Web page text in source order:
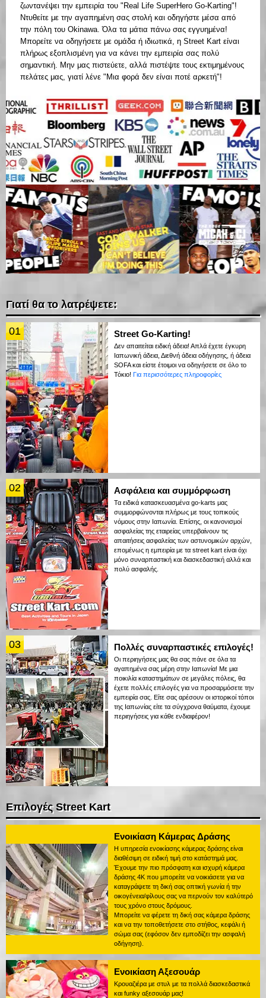
ζωντανέψει την εμπειρία του "Real Life SuperHero Go-Karting"!
Ντυθείτε με την αγαπημένη σας στολή και οδηγήστε μέσα από
την πόλη του Okinawa. Όλα τα μάτια πάνω σας εγγυημένα!
Μπορείτε να οδηγήσετε με ομάδα ή ιδιωτικά, η Street Kart είναι
πλήρως εξοπλισμένη για να κάνει την εμπειρία σας πολύ
σημαντική. Μην μας πιστεύετε, αλλά πιστέψτε τους εκτιμημένους
πελάτες μας, γιατί λένε "Μια φορά δεν είναι ποτέ αρκετή"!
Γιατί θα το λατρέψετε:
01 Street Go-Karting!
Δεν απαιτείται ειδική άδεια! Απλά έχετε έγκυρη
Ιαπωνική άδεια, Διεθνή άδεια οδήγησης, ή άδεια
SOFA και είστε έτοιμοι να οδηγήσετε σε όλο το
Τόκιο! Για περισσότερες πληροφορίες
02 Ασφάλεια και συμμόρφωση
Τα ειδικά κατασκευασμένα go-karts μας
συμμορφώνονται πλήρως με τους τοπικούς
νόμους στην Ιαπωνία. Επίσης, οι κανονισμοί
ασφαλείας της εταιρείας υπερβαίνουν τις
απαιτήσεις ασφαλείας των αστυνομικών αρχών,
επομένως η εμπειρία με τα street kart είναι όχι
μόνο συναρπαστική και διασκεδαστική αλλά και
πολύ ασφαλής.
03 Πολλές συναρπαστικές επιλογές!
Οι περιηγήσεις μας θα σας πάνε σε όλα τα
αγαπημένα σας μέρη στην Ιαπωνία! Με μια
ποικιλία καταστημάτων σε μεγάλες πόλεις, θα
έχετε πολλές επιλογές για να προσαρμόσετε την
εμπειρία σας. Είτε σας αρέσουν οι ιστορικοί τόποι
της Ιαπωνίας είτε τα σύγχρονα θαύματα, έχουμε
περιηγήσεις για κάθε ενδιαφέρον!
Επιλογές Street Kart
Ενοικίαση Κάμερας Δράσης
Η υπηρεσία ενοικίασης κάμερας δράσης είναι
διαθέσιμη σε ειδική τιμή στο κατάστημά μας.
Έχουμε την πιο πρόσφατη και ισχυρή κάμερα
δράσης 4K που μπορείτε να νοικιάσετε για να
καταγράψετε τη δική σας οπτική γωνία ή την
οικογένεια/φίλους σας να περνούν τον καλύτερό
τους χρόνο στους δρόμους.
Μπορείτε να φέρετε τη δική σας κάμερα δράσης
και να την τοποθετήσετε στο στήθος, κεφάλι ή
σώμα σας (εφόσον δεν εμποδίζει την ασφαλή
οδήγηση).
Ενοικίαση Αξεσουάρ
Κρουαζιέρα με στυλ με τα πολλά διασκεδαστικά
και funky αξεσουάρ μας!